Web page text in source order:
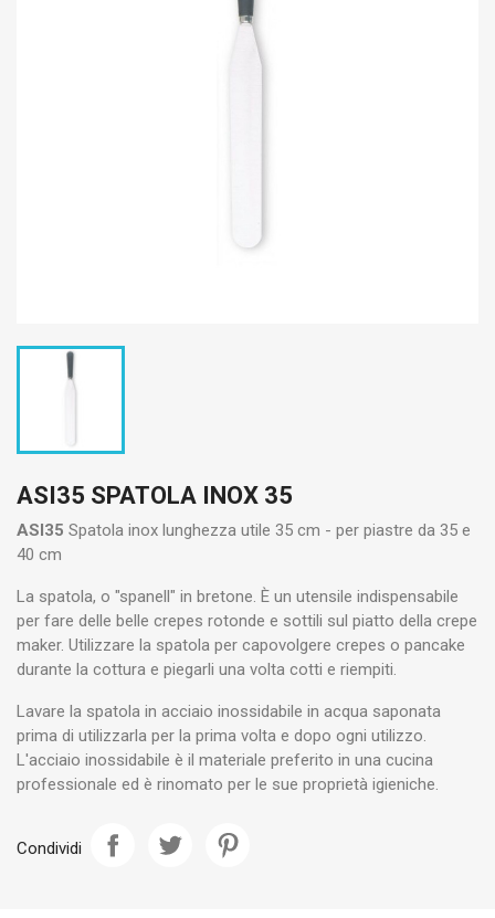
ASI35 SPATOLA INOX 35
ASI35 Spatola inox lunghezza utile 35 cm - per piastre da 35 e
40 cm
La spatola, o "spanell" in bretone. È un utensile indispensabile
per fare delle belle crepes rotonde e sottili sul piatto della crepe
maker. Utilizzare la spatola per capovolgere crepes o pancake
durante la cottura e piegarli una volta cotti e riempiti.
Lavare la spatola in acciaio inossidabile in acqua saponata
prima di utilizzarla per la prima volta e dopo ogni utilizzo.
L'acciaio inossidabile è il materiale preferito in una cucina
professionale ed è rinomato per le sue proprietà igieniche.
Condividi